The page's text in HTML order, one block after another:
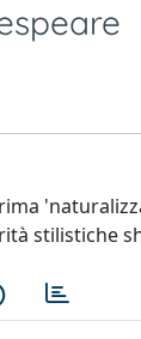
stilistiche